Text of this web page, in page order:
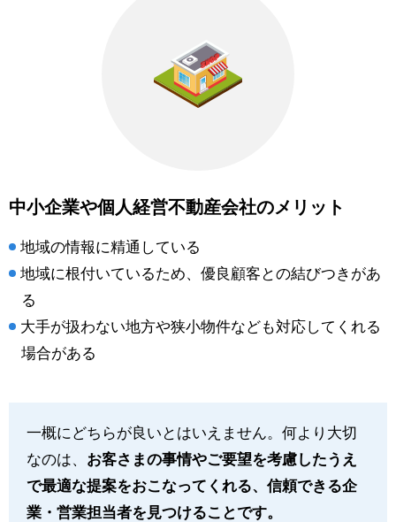
中小企業や個人経営不動産会社のメリット
地域の情報に精通している
地域に根付いているため、優良顧客との結びつきがあ
る
大手が扱わない地方や狭小物件なども対応してくれる
場合がある
一概にどちらが良いとはいえません。何より大切
なのは、 お客さまの事情やご要望を考慮したうえ
で最適な提案をおこなってくれる、信頼できる企
業・営業担当者を見つけることです。